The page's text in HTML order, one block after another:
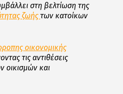
στη βελτίωση της
ζωήςτων κατοίκων
οικονομικής
τις αντιθέσεις
οικισμών και